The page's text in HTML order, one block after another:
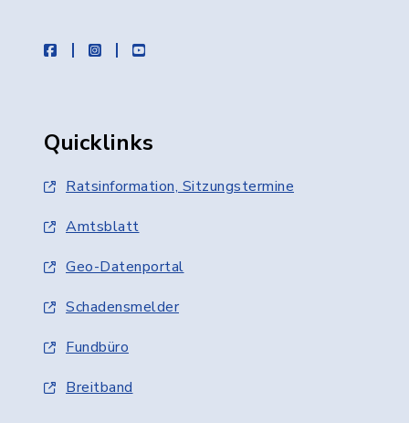
facebookinstagramyoutube
Quicklinks
Ratsinformation, Sitzungstermine
Amtsblatt
Geo-Datenportal
Schadensmelder
Fundbüro
Breitband